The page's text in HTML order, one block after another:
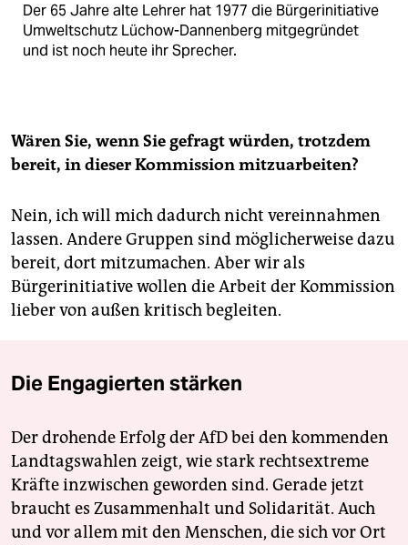
Der 65 Jahre alte Lehrer hat 1977 die Bürgerinitiative
Umweltschutz Lüchow-Dannenberg mitgegründet
und ist noch heute ihr Sprecher.
Wären Sie, wenn Sie gefragt würden, trotzdem
bereit, in dieser Kommission mitzuarbeiten?
Nein, ich will mich dadurch nicht vereinnahmen
lassen. Andere Gruppen sind möglicherweise dazu
bereit, dort mitzumachen. Aber wir als
Bürgerinitiative wollen die Arbeit der Kommission
lieber von außen kritisch begleiten.
Die Engagierten stärken
Der drohende Erfolg der AfD bei den kommenden
Landtagswahlen zeigt, wie stark rechtsextreme
Kräfte inzwischen geworden sind. Gerade jetzt
braucht es Zusammenhalt und Solidarität. Auch
und vor allem mit den Menschen, die sich vor Ort